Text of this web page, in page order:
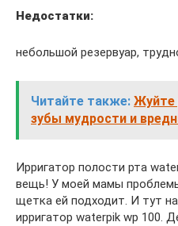
Недостатки:
небольшой резервуар,
Читайте также: Жуйте
зубы мудрости и
Ирригатор полости рта
вещь! У моей мамы
щетка ей подходит. И тут
ирригатор waterpik wp 100.